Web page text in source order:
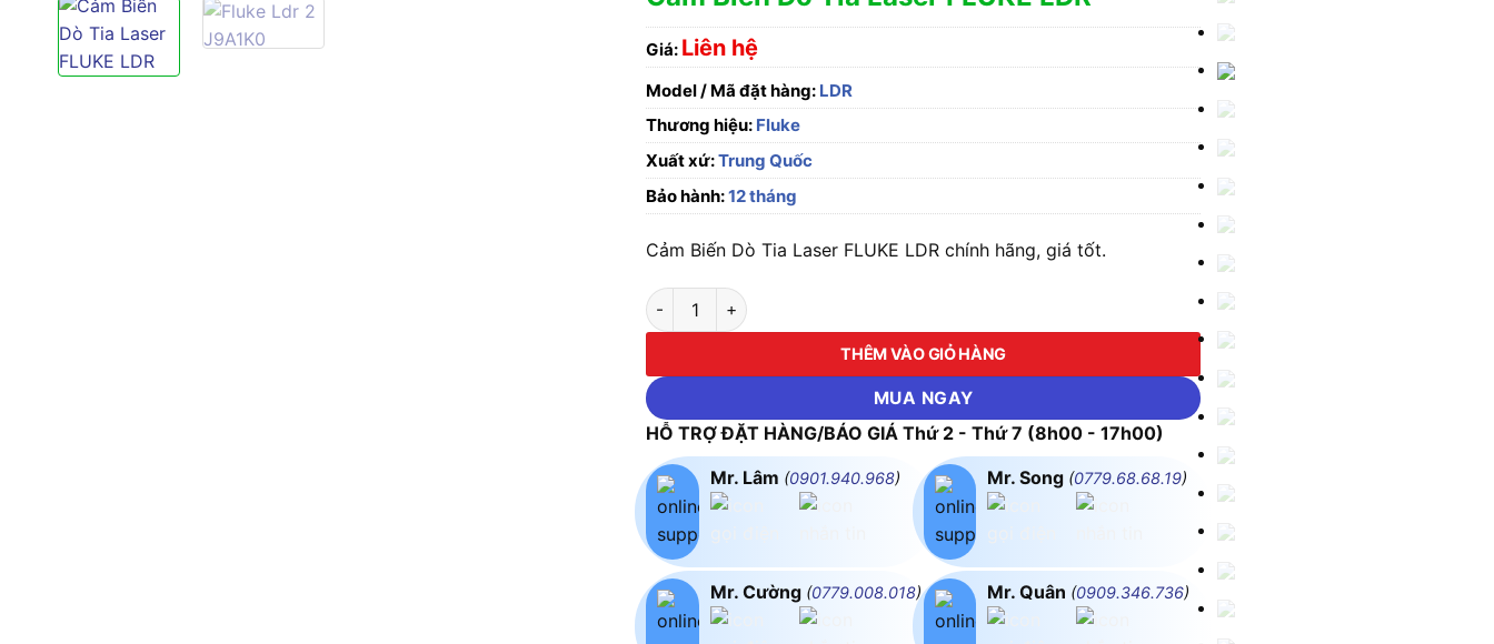
Giá: Liên hệ
Model / Mã đặt hàng: LDR
Thương hiệu: Fluke
Xuất xứ:Trung Quốc
Bảo hành:12 tháng
Cảm Biến Dò Tia Laser FLUKE LDR chính hãng, giá tốt.
Cảm Biến Dò Tia Laser FLUKE LDR số lượng
THÊM VÀO GIỎ HÀNG
MUA NGAY
HỖ TRỢ ĐẶT HÀNG/BÁO GIÁ Thứ 2 - Thứ 7 (8h00 - 17h00)
Mr. Lâm (0901.940.968)
Mr. Cường (0779.008.018)
Mr. Song (0779.68.68.19)
Mr. Quân (0909.346.736)